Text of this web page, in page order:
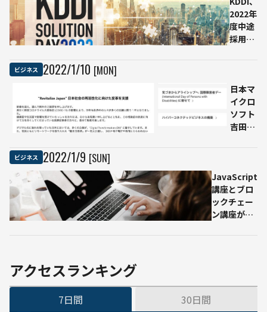
ク
を
把
開発
アス
テリ
アの
おけ
るAI
と
IoT
レポ
ート
2022年
度中途
採用を
年度比
2倍に
増加
ビジネス 2022/1/10 [MON]
日本マ
イクロ
ソフト
吉田社
本の変
革を次
の段階
に引き
ビジネス 2022/1/9 [SUN]
JavaScript
講座とブロ
ックチェー
ン講座が無
アクセスランキング
7日間 30日間